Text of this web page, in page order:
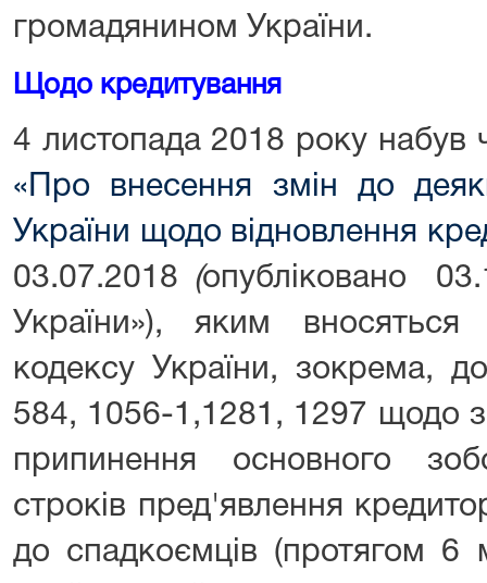
громадянином України.
Щодо кредитування
4 листопада 2018 року набув
«Про внесення змін до
України щодо відновлення
03.07.2018 (опубліковано
України»), яким
кодексу України, зокрема,
584, 1056-1,1281, 1297 щодо
припинення основного
строків пред'явлення
до спадкоємців (протягом 6